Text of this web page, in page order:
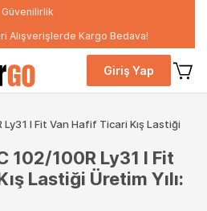
Güvenilirlik
Alışverişlerde Kargo Bedava!
Giriş Yap
I Fit Van Hafif Ticari Kış Lastiği
102/100R Ly31 I Fit
Lastiği Üretim Yılı: